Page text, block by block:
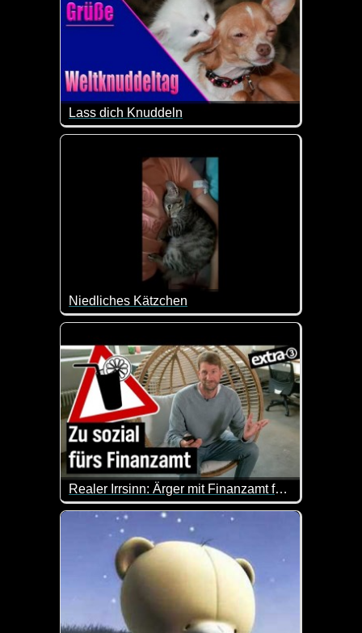
Lass dich Knuddeln
Viele liebe Grüße zum Weltknuddeltag und eine
Niedliches Kätzchen
Diese Katze ist doch zuckersüß wie sie sich da so
Realer Irrsinn: Ärger mit Finanzamt für Brausefirma - extra 3
Bei manchen Dingen fällt man einfach vom